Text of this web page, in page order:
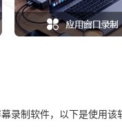
录制软件，以下是使用该